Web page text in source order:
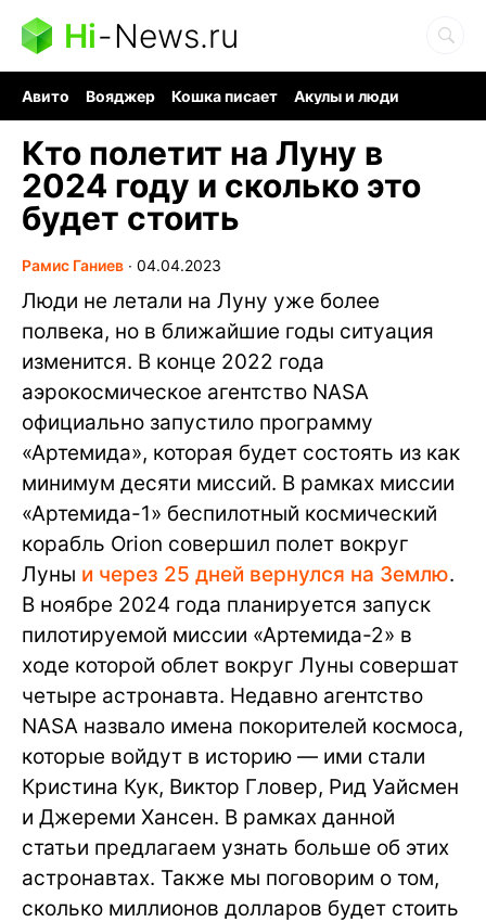
Hi-News.ru
Авито Вояджер Кошка писает
Акулы и люди
Кто полетит на Луну в
2024 году и сколько это
будет стоить
Рамис Ганиев ∙ 04.04.2023
Люди не летали на Луну уже более
полвека, но в ближайшие годы ситуация
изменится. В конце 2022 года
аэрокосмическое агентство NASA
официально запустило программу
«Артемида», которая будет состоять из как
минимум десяти миссий. В рамках миссии
«Артемида-1» беспилотный космический
корабль Orion совершил полет вокруг
Луны и через 25 дней вернулся на Землю.
В ноябре 2024 года планируется запуск
пилотируемой миссии «Артемида-2» в
ходе которой облет вокруг Луны совершат
четыре астронавта. Недавно агентство
NASA назвало имена покорителей космоса,
которые войдут в историю — ими стали
Кристина Кук, Виктор Гловер, Рид Уайсмен
и Джереми Хансен. В рамках данной
статьи предлагаем узнать больше об этих
астронавтах. Также мы поговорим о том,
сколько миллионов долларов будет стоить